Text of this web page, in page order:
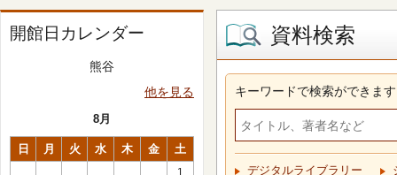
開館日カレンダー
熊谷
他を見る
8月
日 月 火 水 木 金 土
1
資料検索
キーワードで検索ができます
デジタルライブラリー